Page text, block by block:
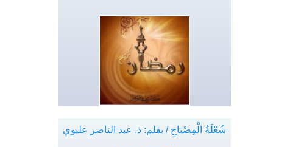
شُعْلَةُ الْمِصْبَاحِ / بقلم: ذ. عبد الناصر عليوي